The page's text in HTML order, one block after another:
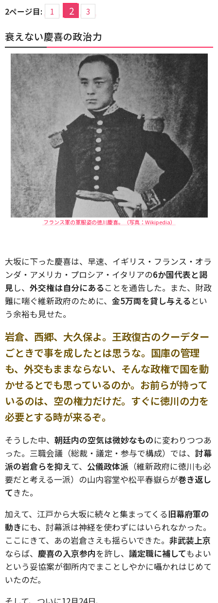
2ページ目: 1 2 3
衰えない慶喜の政治力
フランス軍の軍服姿の徳川慶喜。（写真：Wikipedia）
大坂に下った慶喜は、早速、イギリス・フランス・オラ
ンダ・アメリカ・プロシア・イタリアの6か国代表と謁
見し、 外交権は自分にあることを通告した。また、財政
難に喘ぐ維新政府のために、 金5万両を貸し与えるとい
う余裕も見せた。
岩倉、西郷、大久保よ。王政復古のクーデター
ごときで事を成したとは思うな。国庫の管理
も、外交もままならない、そんな政権で国を動
かせるとでも思っているのか。お前らが持って
いるのは、空の権力だけだ。すぐに徳川の力を
必要とする時が来るぞ。
そうした中、 朝廷内の空気は微妙なものに変わりつつあ
った。三職会議（総裁・議定・参与で構成）では、 討幕
派の岩倉らを抑えて、 公儀政体派 （維新政府に徳川も必
要だと考える一派）の山内容堂や松平春嶽らが巻き返し
てきた。
加えて、江戸から大坂に続々と集まってくる旧幕府軍の
動きにも、討幕派は神経を使わずにはいられなかった。
ここにきて、あの岩倉さえも揺らいできた。 非武装上京
ならば、 慶喜の入京参内を許し、 議定職に補してもよい
という妥協案が御所内でまことしやかに囁かれはじめて
いたのだ。